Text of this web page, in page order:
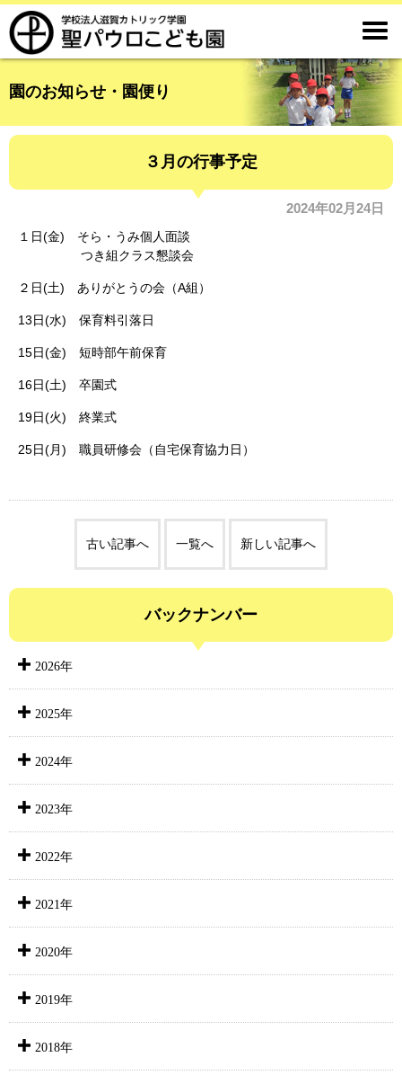

園のお知らせ・園便り
３月の行事予定
2024年02月24日
１日(金) そら・うみ個人面談
つき組クラス懇談会
２日(土) ありがとうの会（A組）
13日(水) 保育料引落日
15日(金) 短時部午前保育
16日(土) 卒園式
19日(火) 終業式
25日(月) 職員研修会（自宅保育協力日）
古い記事へ 一覧へ 新しい記事へ
バックナンバー
2026年
2025年
2024年
2023年
2022年
2021年
2020年
2019年
2018年